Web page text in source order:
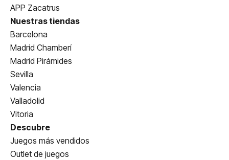
APP Zacatrus
Nuestras tiendas
Barcelona
Madrid Chamberí
Madrid Pirámides
Sevilla
Valencia
Valladolid
Vitoria
Descubre
Juegos más vendidos
Outlet de juegos